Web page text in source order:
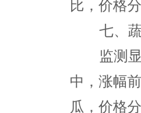
比，价格
七、
监测
中， 涨幅
瓜，价格